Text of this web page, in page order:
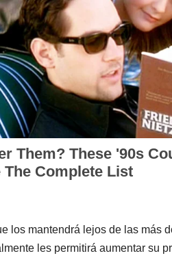
los mantendrá lejos de las más
les permitirá aumentar su